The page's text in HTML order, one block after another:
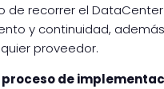
de recorrer el
y continuidad,
proveedor.
proceso de